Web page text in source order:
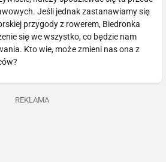
Jeśli jednak zastanawiamy się
przygody z rowerem, Biedronka
się we wszystko, co będzie nam
Kto wie, może zmieni nas ona z
REKLAMA